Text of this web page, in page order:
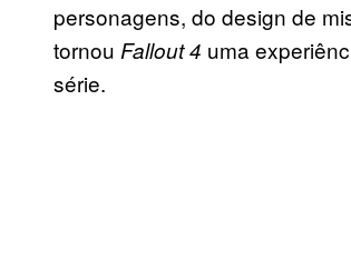
personagens, do design de
tornou Fallout 4 uma
série.